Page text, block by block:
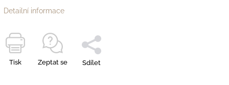
Detailní informace
Tisk Zeptat se Sdílet